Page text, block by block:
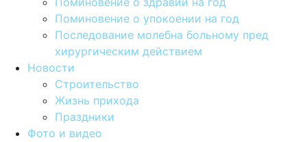
Поминовение о упокоении на год
Последование молебна больному пред
хирургическим действием
Новости
Строительство
Жизнь прихода
Праздники
Фото и видео